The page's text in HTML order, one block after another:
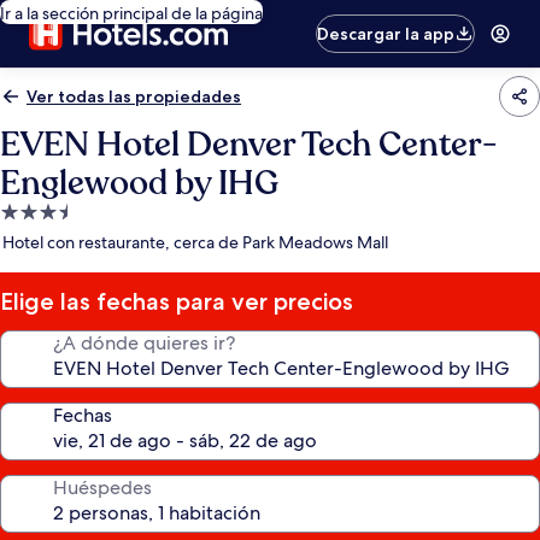
Ir a la sección principal de la página
Descargar la app
Ver todas las propiedades
EVEN Hotel Denver Tech Center-
Englewood by IHG
Propiedad
de
estrellas
Hotel con restaurante, cerca de Park Meadows Mall
Elige las fechas para ver precios
¿A dónde quieres ir?
Fechas
Huéspedes